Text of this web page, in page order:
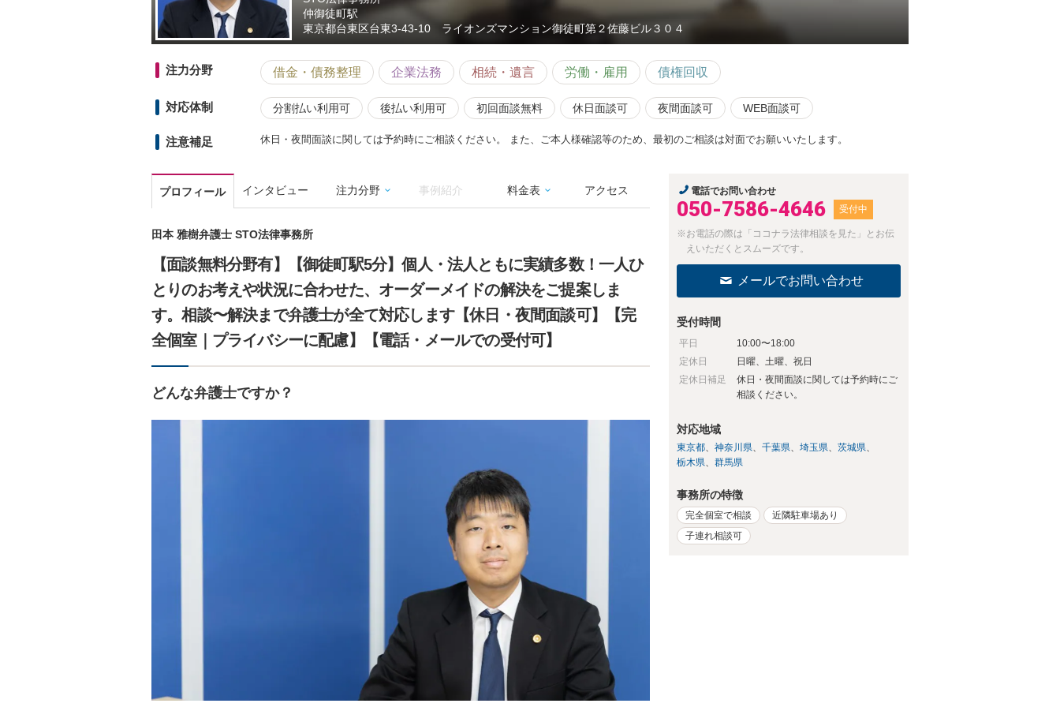
仲御徒町駅
東京都台東区台東3-43-10 ライオンズマンション御徒町第２佐藤ビル３０４
注力分野 借金・債務整理 企業法務 相続・遺言 労働・雇用 債権回収
対応体制 分割払い利用可 後払い利用可 初回面談無料 休日面談可 夜間面談可 WEB面談可
注意補足 休日・夜間面談に関しては予約時にご相談ください。 また、ご本人様確認等のため、最初のご相談は対面でお願いいたします。
プロフィール インタビュー 注力分野 事例紹介 料金表 アクセス
田本 雅樹弁護士 STO法律事務所
【面談無料分野有】【御徒町駅5分】個人・法人ともに実績多数！一人ひ
とりのお考えや状況に合わせた、オーダーメイドの解決をご提案しま
す。相談〜解決まで弁護士が全て対応します【休日・夜間面談可】【完
全個室｜プライバシーに配慮】【電話・メールでの受付可】
どんな弁護士ですか？
電話でお問い合わせ
050-7586-4646 受付中
※お電話の際は「ココナラ法律相談を見た」とお伝
えいただくとスムーズです。
メールでお問い合わせ
受付時間
平日
10:00〜18:00
定休日
日曜、土曜、祝日
定休日補足
休日・夜間面談に関しては予約時にご
相談ください。
対応地域
東京都 神奈川県 千葉県 埼玉県
茨城県
栃木県
群馬県
事務所の特徴
完全個室で相談
近隣駐車場あり
子連れ相談可